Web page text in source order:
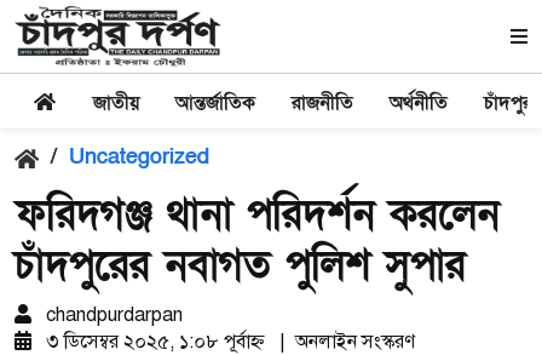
জাতীয় আন্তর্জাতিক রাজনীতি অর্থনীতি চাঁদপুর
/ Uncategorized
ফরিদগঞ্জ থানা পরিদর্শন করলেন
চাঁদপুরের নবাগত পুলিশ সুপার
chandpurdarpan
৩ ডিসেম্বর ২০২৫, ১:০৮ পূর্বাহ্ন
অনলাইন সংস্করণ